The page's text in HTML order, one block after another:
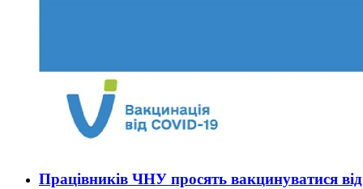
Працівників ЧНУ просять вакцинуватися